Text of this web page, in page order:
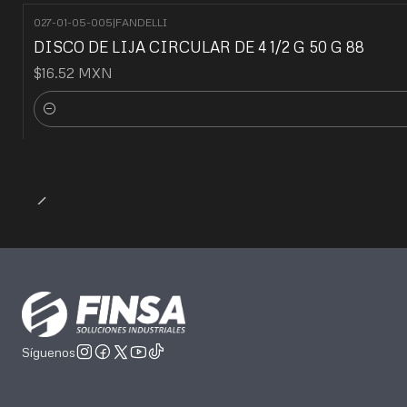
027-01-05-005|FANDELLI
DISCO DE LIJA CIRCULAR DE 4 1/2 G 50 G 88
$16.52 MXN
Cantidad
Síguenos